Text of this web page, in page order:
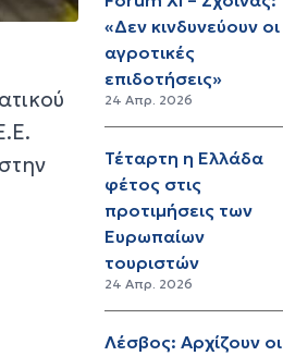
«Δεν κινδυνεύουν οι
αγροτικές
επιδοτήσεις»
24 Απρ. 2026
Τέταρτη η Ελλάδα
φέτος στις
προτιμήσεις των
Ευρωπαίων
τουριστών
24 Απρ. 2026
Λέσβος: Αρχίζουν οι